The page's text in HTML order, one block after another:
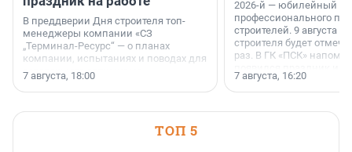
В преддверии Дня строителя топ-
менеджеры компании «СЗ
„Терминал-Ресурс“ — о планах
компании, испытаниях и поводах для
осторожного оптимизма.
7 августа, 18:00
2026-й — юбилейный
профессионального
строителей. 9 августа
строителя будет
раз. В ГК «ПСК»
поменялась роль
7 августа, 16:20
ТОП 5